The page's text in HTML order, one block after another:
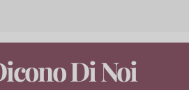
Di Noi